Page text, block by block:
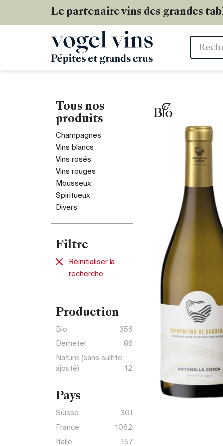
Le partenaire vins des grandes
Mots
Tous nos
produits
Champagnes
Vins blancs
Vins rosés
Vins rouges
Mousseux
Spiritueux
Divers
Filtre
Réinitialiser la
recherche
Production
Bio
356
Demeter
86
Nature (sans sulfite
ajouté)
12
Pays
Suisse
301
France
1062
Italie
157